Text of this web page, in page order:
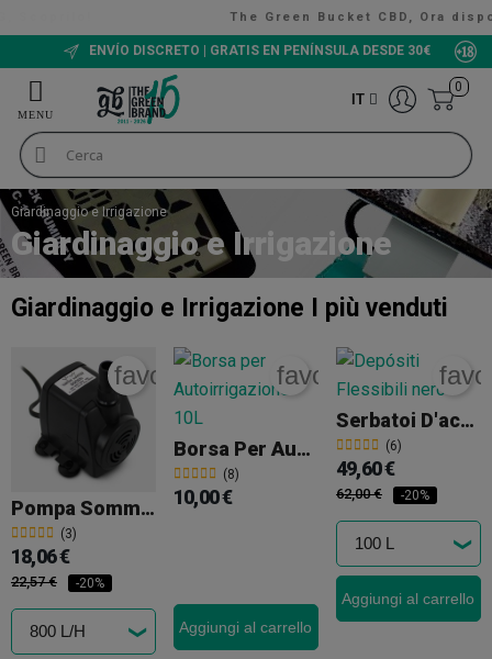
The Green Bucket CBD, Ora disponibili!
VALUTAZIONE 9/10
IT
0
Giardinaggio e Irrigazione
Giardinaggio e Irrigazione
Giardinaggio e Irrigazione I più venduti
Pompa Sommergibile Water Master
(3)
favorite_border
18,06 €
22,57 € -20%
Borsa Per Autoirrigazione 10L
(8)
favorite_border
10,00 €
Aggiungi al carrello
Serbatoi D'acqua Flessibili Per Irrigazione
(6)
49,60 €
62,00 € -20%
Aggiungi al carrello